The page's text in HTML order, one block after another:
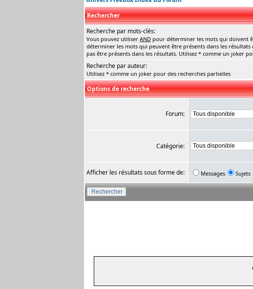
Rechercher
Recherche par mots-clés:
Vous pouvez utiliser AND pour déterminer les mots qui doivent
déterminer les mots qui peuvent être présents dans les résultats
pas être présents dans les résultats. Utilisez * comme un joker
Recherche par auteur:
Utilisez * comme un joker pour des recherches partielles
Options de recherche
Forum:
Catégorie:
Afficher les résultats sous forme de: Messages Sujets